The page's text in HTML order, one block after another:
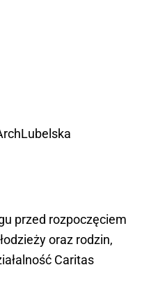
przed rozpoczęciem
oraz rodzin,
Caritas